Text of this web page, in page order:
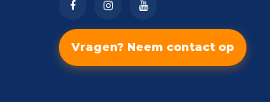
Vragen? Neem contact op